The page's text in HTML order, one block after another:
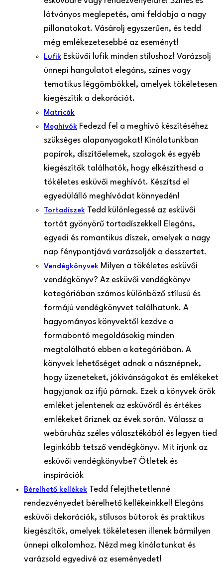
látványos meglepetés, ami feldobja a nagy
pillanatokat. Vásárolj egyszerűen, és tedd
még emlékezetesebbé az eseményt!
Lufik Esküvői lufik minden stílushoz! Varázsolj
ünnepi hangulatot elegáns, színes vagy
tematikus léggömbökkel, amelyek tökéletesen
kiegészítik a dekorációt.
Matricák
Meghívók Fedezd fel a meghívó készítéséhez
szükséges alapanyagokat! Kínálatunkban
papírok, díszítőelemek, szalagok és egyéb
kiegészítők találhatók, hogy elkészíthesd a
tökéletes esküvői meghívót. Készítsd el
egyedülálló meghívódat könnyedén!
Tortadíszek Tedd különlegessé az esküvői
tortát gyönyörű tortadíszekkel! Elegáns,
egyedi és romantikus díszek, amelyek a nagy
nap fénypontjává varázsolják a desszertet.
Vendégkönyvek Milyen a tökéletes esküvői
vendégkönyv? Az esküvői vendégkönyv
kategóriában számos különböző stílusú és
formájú vendégkönyvet találhatunk. A
hagyományos könyvektől kezdve a
formabontó megoldásokig minden
megtalálható ebben a kategóriában. A
könyvek lehetőséget adnak a násznépnek,
hogy üzeneteket, jókívánságokat és emlékeket
hagyjanak az ifjú párnak. Ezek a könyvek örök
emléket jelentenek az esküvőről és értékes
emlékeket őriznek az évek során. Válassz a
webáruház széles választékából és legyen tied
leginkább tetsző vendégkönyv. Mit írjunk az
esküvői vendégkönyvbe? Ötletek és
inspirációk
Bérelhető kellékek Tedd felejthetetlenné
rendezvényedet bérelhető kellékeinkkel! Elegáns
esküvői dekorációk, stílusos bútorok és praktikus
kiegészítők, amelyek tökéletesen illenek bármilyen
ünnepi alkalomhoz. Nézd meg kínálatunkat és
varázsold egyedivé az eseményedet!